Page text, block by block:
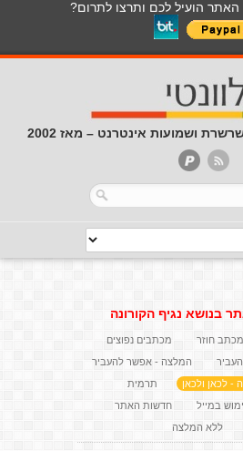
הועיל לכם ותרצו לתרום?
ושמועות אינטרנט – מאז 2002
בנושא נגיף הקורונה
מכתב חוזר
מכתבים נפוצים
המלצה - אפשר להעביר
- לכאן ולכאן
תרמית
במייל
חדשות האתר
ללא המלצה